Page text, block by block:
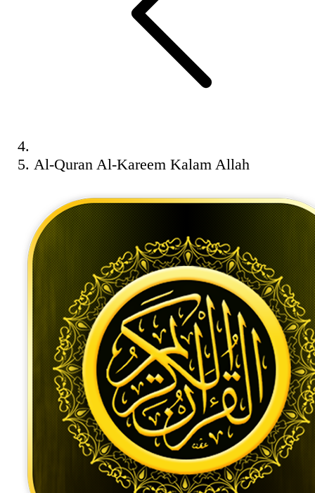
Al-Quran Al-Kareem Kalam Allah